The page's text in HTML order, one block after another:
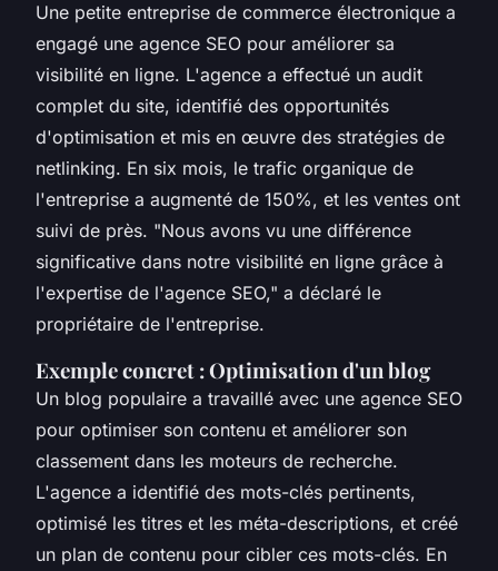
Une petite entreprise de commerce électronique a
engagé une agence SEO pour améliorer sa
visibilité en ligne. L'agence a effectué un audit
complet du site, identifié des opportunités
d'optimisation et mis en œuvre des stratégies de
netlinking. En six mois, le trafic organique de
l'entreprise a augmenté de 150%, et les ventes ont
suivi de près. "Nous avons vu une différence
significative dans notre visibilité en ligne grâce à
l'expertise de l'agence SEO," a déclaré le
propriétaire de l'entreprise.
Exemple concret : Optimisation d'un blog
Un blog populaire a travaillé avec une agence SEO
pour optimiser son contenu et améliorer son
classement dans les moteurs de recherche.
L'agence a identifié des mots-clés pertinents,
optimisé les titres et les méta-descriptions, et créé
un plan de contenu pour cibler ces mots-clés. En